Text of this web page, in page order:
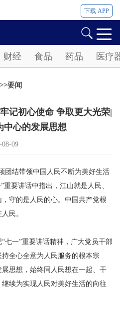
下载 APP
财经 食品 药品 医疗
>>要闻
记初心使命 争取更大光荣|
中心的发展思想
08-09
结带领中国人民不断为美好生活
重要讲话中指出，江山就是人民、
守的是人民的心。中国共产党根
民。
一”重要讲话精神，广大党员干部
全心全意为人民服务的根本宗
思想，始终同人民想在一起、干
续为实现人民对美好生活的向往